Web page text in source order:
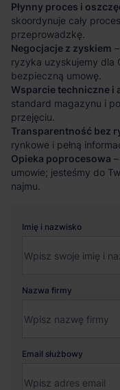
Płynny proces i
skoordynuje cały
przeprowadzkę.
Negocjacje z zyskiem
ryzyka uzyskujemy dla
bezpieczną umowę.
Wsparcie techniczne i
standard magazynu i
przejęciu.
Transparentność bez
rynkowe i pełną
Opieka poprocesowa
umowie; jesteśmy do
najmu.
Imię i nazwisko
Nazwa firmy
Email służbowy